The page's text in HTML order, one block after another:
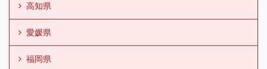
高知県
愛媛県
福岡県